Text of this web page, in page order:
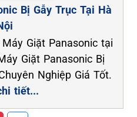
Bị Gẫy Trục Tại Hà
Giặt Panasonic tại
Giặt Panasonic Bị
Nghiệp Giá Tốt.
tiết...